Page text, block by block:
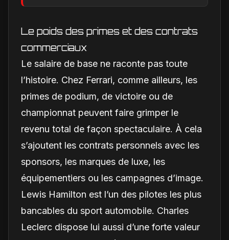
Le poids des primes et des contrats
commerciaux
Le salaire de base ne raconte pas toute
l’histoire. Chez Ferrari, comme ailleurs, les
primes de podium, de victoire ou de
championnat peuvent faire grimper le
revenu total de façon spectaculaire. À cela
s’ajoutent les contrats personnels avec les
sponsors, les marques de luxe, les
équipementiers ou les campagnes d’image.
Lewis Hamilton est l’un des pilotes les plus
bancables du sport automobile. Charles
Leclerc dispose lui aussi d’une forte valeur